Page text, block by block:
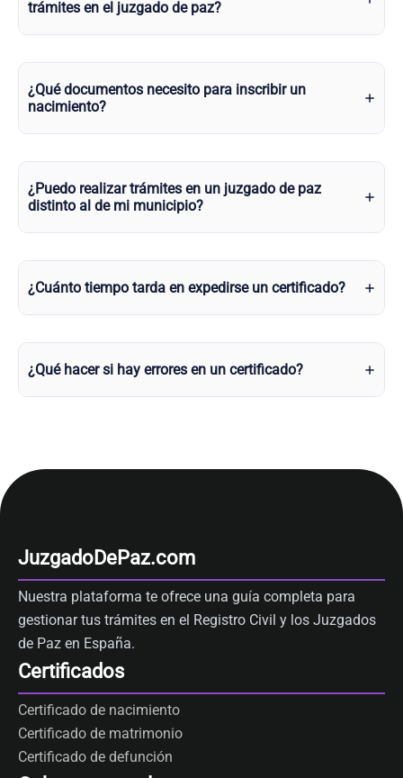
trámites en el juzgado de paz?
¿Qué documentos necesito para inscribir un
nacimiento?
¿Puedo realizar trámites en un juzgado de paz
distinto al de mi municipio?
¿Cuánto tiempo tarda en expedirse un certificado?
¿Qué hacer si hay errores en un certificado?
JuzgadoDePaz.com
Nuestra plataforma te ofrece una guía completa para
gestionar tus trámites en el Registro Civil y los Juzgados
de Paz en España.
Certificados
Certificado de nacimiento
Certificado de matrimonio
Certificado de defunción